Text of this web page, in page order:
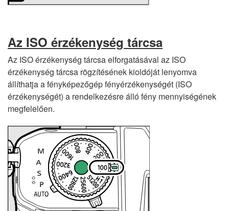
Az ISO érzékenység tárcsa
Az ISO érzékenység tárcsa elforgatásával az ISO
érzékenység tárcsa rögzítésének kioldóját lenyomva
állíthatja a fényképezőgép fényérzékenységét (ISO
érzékenységét) a rendelkezésre álló fény mennyiségének
megfelelően.